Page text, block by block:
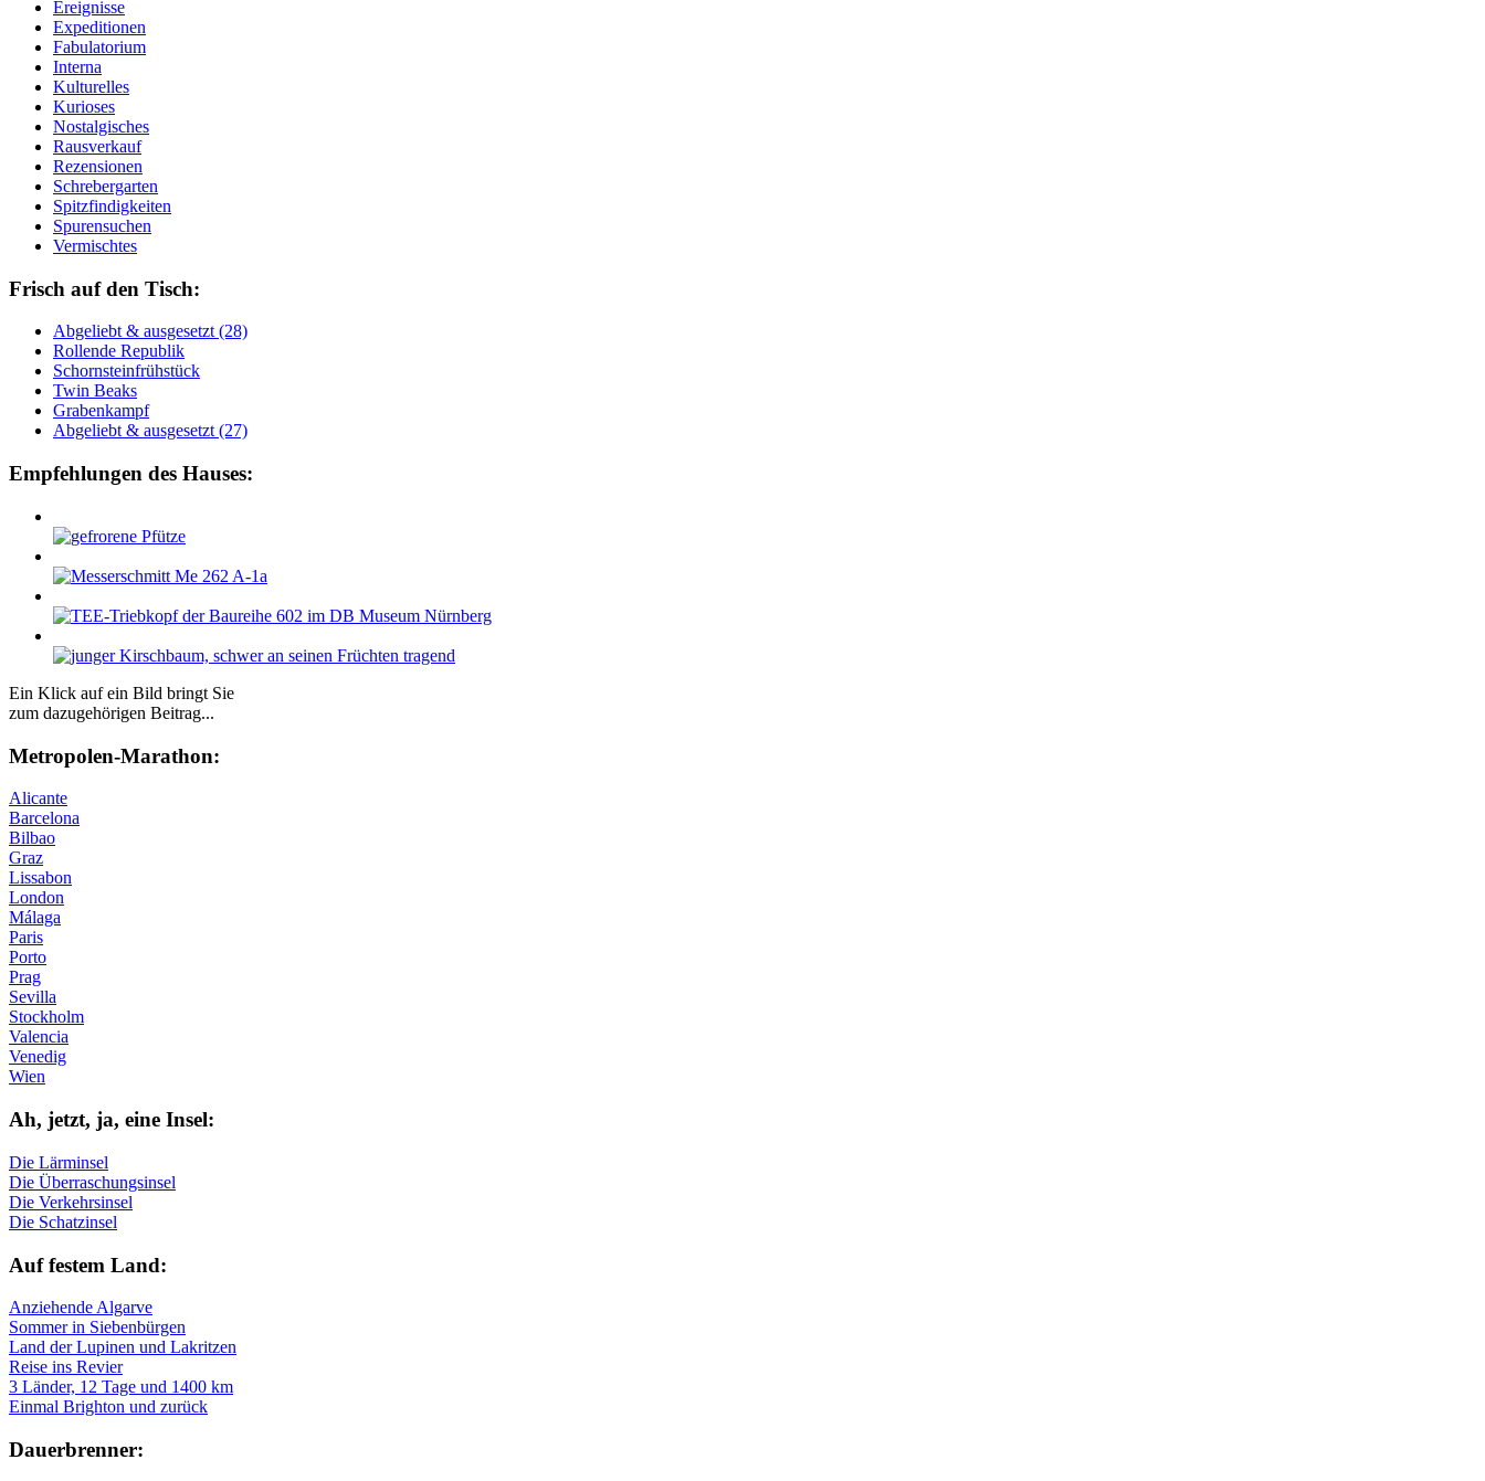
Ereignisse
Expeditionen
Fabulatorium
Interna
Kulturelles
Kurioses
Nostalgisches
Rausverkauf
Rezensionen
Schrebergarten
Spitzfindigkeiten
Spurensuchen
Vermischtes
Frisch auf den Tisch:
Ab­ge­liebt & aus­ge­setzt (28)
Rol­len­de Re­pu­blik
Schorn­stein­früh­stück
Twin Beaks
Gra­ben­kampf
Ab­ge­liebt & aus­ge­setzt (27)
Empfehlungen des Hauses:
Ein Klick auf ein Bild bringt Sie
zum dazugehörigen Beitrag...
Me­tro­po­len-Ma­ra­thon:
Alicante
Barcelona
Bilbao
Graz
Lissabon
London
Málaga
Paris
Porto
Prag
Sevilla
Stockholm
Valencia
Venedig
Wien
Ah, jetzt, ja, ei­ne In­sel:
Die Lärminsel
Die Überraschungsinsel
Die Verkehrsinsel
Die Schatzinsel
Auf fe­stem Land:
Anziehende Algarve
Sommer in Siebenbürgen
Land der Lupinen und Lakritzen
Reise ins Revier
3 Länder, 12 Tage und 1400 km
Einmal Brighton und zurück
Dau­er­bren­ner: